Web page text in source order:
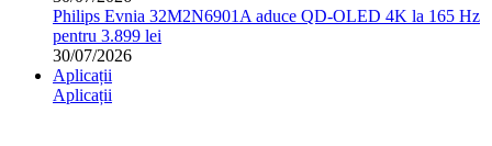
Philips Evnia 32M2N6901A aduce QD-OLED 4K la 165 Hz
pentru 3.899 lei
30/07/2026
Aplicații
Aplicații